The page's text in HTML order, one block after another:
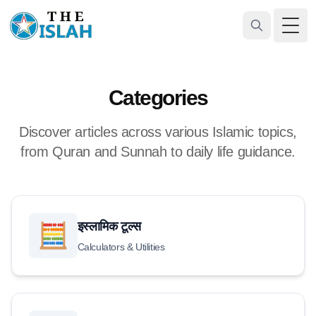
Categories
Discover articles across various Islamic topics,
from Quran and Sunnah to daily life guidance.
🧮 इस्लामिक टूल्स
Calculators & Utilities